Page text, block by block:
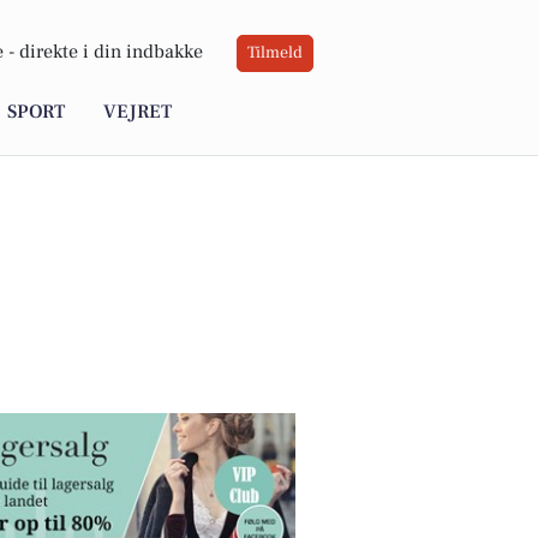
- direkte i din indbakke Tilmeld
SPORT VEJRET